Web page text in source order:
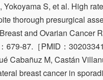
Yokoyama S, et al. High
thorough presurgical
and Ovarian Cancer
679-87.［PMID：30203341
Cabañuz M, Castán
breast cancer in